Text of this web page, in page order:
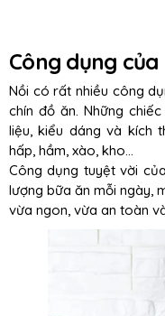
Công dụng của
Nồi có rất nhiều công
chín đồ ăn. Những
liệu, kiểu dáng và kích
hấp, hầm, xào, kho…
Công dụng tuyệt vời
lượng bữa ăn mỗi ngày,
vừa ngon, vừa an toàn